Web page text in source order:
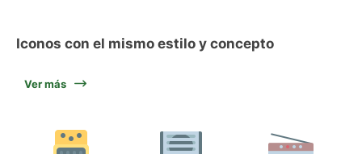
Iconos con el mismo estilo y concepto
Ver más